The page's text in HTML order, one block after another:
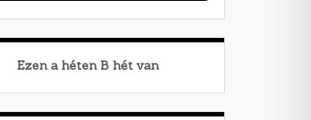
Ezen a héten Bhét van